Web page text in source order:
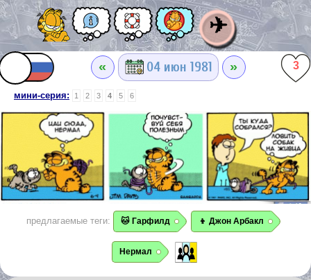
✈
« 04 июн 1981 » 3
мини-серия: 1 2 3 4 5 6
предлагаемые теги: 🐱 Гарфилд 👦 Джон Арбакл
Нермал